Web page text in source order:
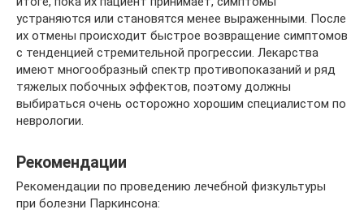
устраняются или становятся менее выраженными. После
их отмены происходит быстрое возвращение симптомов
с тенденцией стремительной прогрессии. Лекарства
имеют многообразный спектр противопоказаний и ряд
тяжелых побочных эффектов, поэтому должны
выбираться очень осторожно хорошим специалистом по
неврологии.
Рекомендации
Рекомендации по проведению лечебной физкультуры
при болезни Паркинсона: